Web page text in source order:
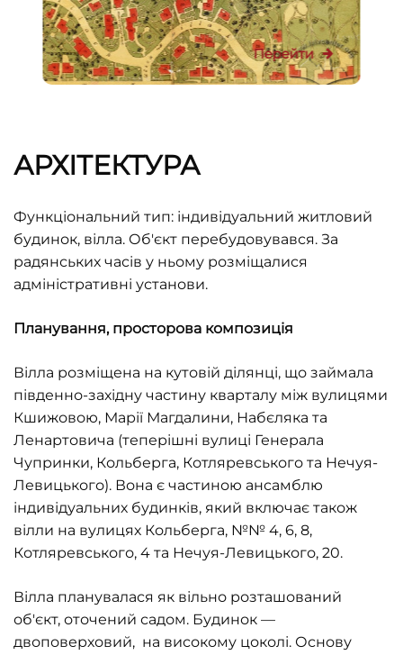
Перейти
АРХІТЕКТУРА
Функціональний тип: індивідуальний житловий
будинок, вілла. Об'єкт перебудовувався. За
радянських часів у ньому розміщалися
адміністративні установи.
Планування, просторова композиція
Вілла розміщена на кутовій ділянці, що займала
південно-західну частину кварталу між вулицями
Кшижовою, Марії Магдалини, Набєляка та
Ленартовича (теперішні вулиці Генерала
Чупринки, Кольберга, Котляревського та Нечуя-
Левицького). Вона є частиною ансамблю
індивідуальних будинків, який включає також
вілли на вулицях Кольберга, №№ 4, 6, 8,
Котляревського, 4 та Нечуя-Левицького, 20.
Вілла планувалася як вільно розташований
об'єкт, оточений садом. Будинок —
двоповерховий, на високому цоколі. Основу